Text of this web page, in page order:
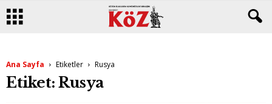
Ana Sayfa Etiketler Rusya
Etiket: Rusya